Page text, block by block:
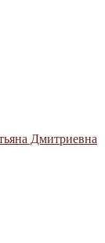
Дмитриевна